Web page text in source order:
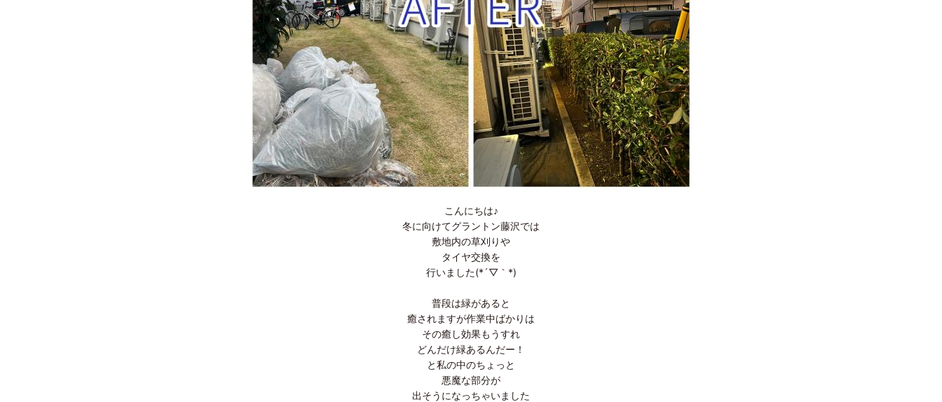
こんにちは♪
冬に向けてグラントン藤沢では
敷地内の草刈りや
タイヤ交換を
行いました(*´▽｀*)
普段は緑があると
癒されますが作業中ばかりは
その癒し効果もうすれ
どんだけ緑あるんだー！
と私の中のちょっと
悪魔な部分が
出そうになっちゃいました